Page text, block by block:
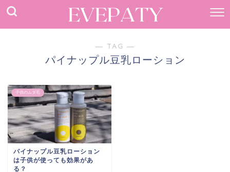
― TAG ―
パイナップル豆乳ローション
子供のムダ毛
パイナップル豆乳ローション
は子供が使っても効果があ
る？